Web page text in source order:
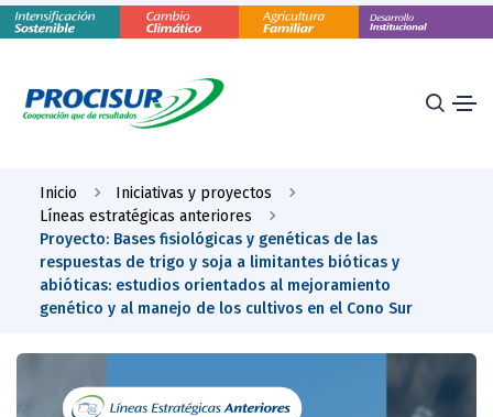
Inicio
Iniciativas y proyectos
Líneas estratégicas anteriores
Proyecto: Bases fisiológicas y genéticas de las
respuestas de trigo y soja a limitantes bióticas y
abióticas: estudios orientados al mejoramiento
genético y al manejo de los cultivos en el Cono Sur